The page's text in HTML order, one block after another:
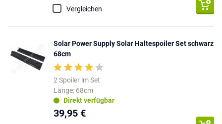
Vergleichen
Solar Power Supply Solar Haltespoiler Set schwarz
68cm
2 Spoiler im Set
Länge: 68cm
Direkt verfügbar
39,95 €